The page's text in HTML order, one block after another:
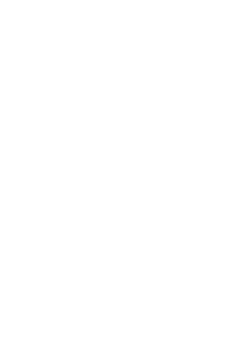
Berufe des Gesundheitswesens);
Heilerziehungspflege,
für Berufe des
Förderung des Vorjahres und
ausgezahlt. Raten, die vor der
Fördersumme. Auf diese